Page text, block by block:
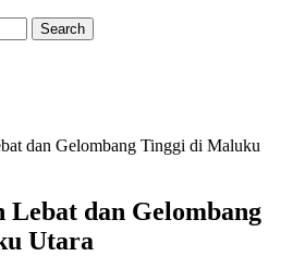
dan Gelombang Tinggi di Maluku
Lebat dan Gelombang
Utara